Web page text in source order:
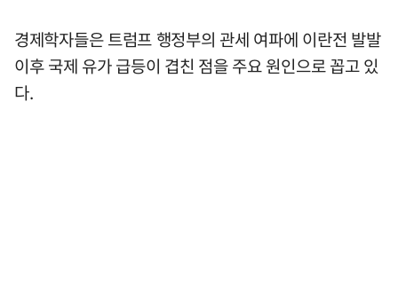
경제학자들은 트럼프 행정부의 관세 여파에 이란전 발발
이후 국제 유가 급등이 겹친 점을 주요 원인으로 꼽고 있
다.